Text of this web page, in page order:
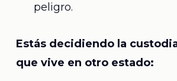
peligro.
Estás decidiendo la
que vive en otro estado: